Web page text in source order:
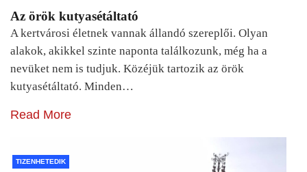
Az örök kutyasétáltató
A kertvárosi életnek vannak állandó szereplői. Olyan
alakok, akikkel szinte naponta találkozunk, még ha a
nevüket nem is tudjuk. Közéjük tartozik az örök
kutyasétáltató. Minden…
Read More
TIZENHETEDIK